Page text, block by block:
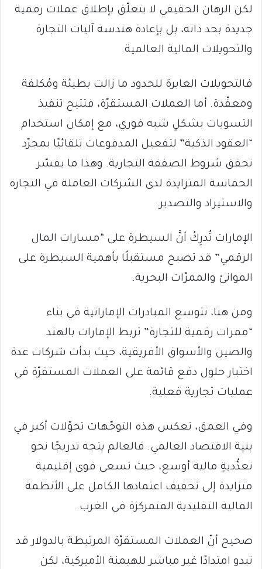
لكن الرهان الحقيقي لا يتعلّق بإطلاق عملات رقمية
جديدة بحد ذاته، بل بإعادة هندسة آليات التجارة
والتحويلات المالية العالمية.
فالتحويلات العابرة للحدود ما زالت بطيئة ومُكلفة
ومعقّدة. أما العملات المستقرّة، فتتيح تنفيذ
التسويات بشكلٍ شبه فوري، مع إمكان استخدام
“العقود الذكية” لتفعيل المدفوعات تلقائيًا بمجرّد
تحقق شروط الصفقة التجارية. وهذا ما يفسّر
الحماسة المتزايدة لدى الشركات العاملة في التجارة
والاستيراد والتصدير.
الإمارات تُدرِكُ أنَّ السيطرة على “مسارات المال
الرقمي” قد تصبح مستقبلًا بأهمية السيطرة على
الموانئ والممرّات البحرية.
ومن هنا، تتوسع المبادرات الإماراتية في بناء
“ممرات رقمية للتجارة” تربط الإمارات بالهند
والصين والأسواق الأفريقية، حيث بدأت شركات عدة
اختبار حلول دفع قائمة على العملات المستقرّة في
عمليات تجارية فعلية.
وفي العمق، تعكس هذه التوجّهات تحوّلات أكبر في
بنية الاقتصاد العالمي. فالعالم يتجه تدريجًا نحو
تعدُّديةٍ مالية أوسع، حيث تسعى قوى إقليمية
متزايدة إلى تخفيف اعتمادها الكامل على الأنظمة
المالية التقليدية المتمركزة في الغرب.
صحيح أنّ العملات المستقرّة المرتبطة بالدولار قد
تبدو امتدادًا غير مباشر للهيمنة الأميركية، لكن